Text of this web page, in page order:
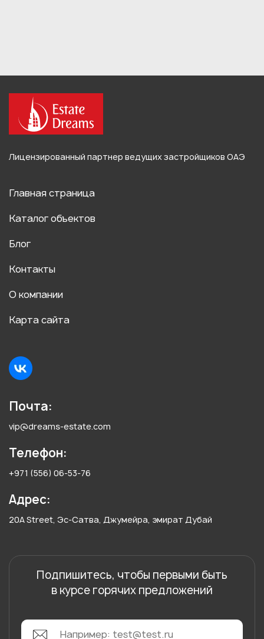
Лицензированный партнер ведущих застройщиков ОАЭ
Главная страница
Каталог объектов
Блог
Контакты
О компании
Карта сайта
Почта:
vip@dreams-estate.com
Телефон:
+971 (556) 06-53-76
Адрес:
20A Street, Эс-Сатва, Джумейра, эмират Дубай
Подпишитесь, чтобы первыми быть
в курсе горячих предложений